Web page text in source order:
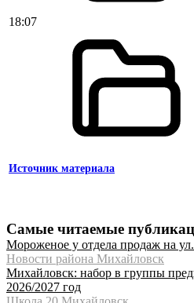
18:07
Источник материала
Самые читаемые
Мороженое у отдела продаж на
Новости района Михайловск
Михайловск: набор в группы
2026/2027 год